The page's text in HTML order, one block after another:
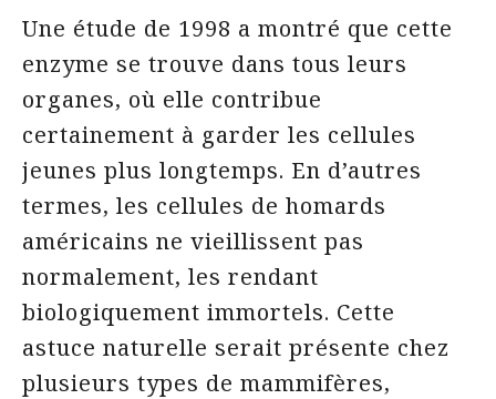
Une étude de 1998 a montré que cette
enzyme se trouve dans tous leurs
organes, où elle contribue
certainement à garder les cellules
jeunes plus longtemps. En d’autres
termes, les cellules de homards
américains ne vieillissent pas
normalement, les rendant
biologiquement immortels. Cette
astuce naturelle serait présente chez
plusieurs types de mammifères,